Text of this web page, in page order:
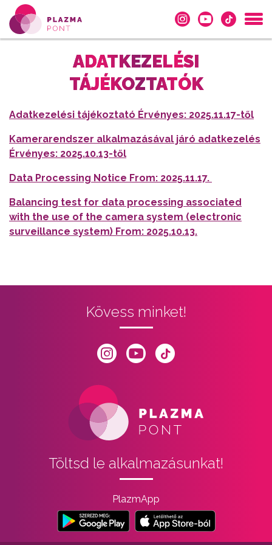
ADATKEZELÉSI
TÁJÉKOZTATÓK
Adatkezelési tájékoztató Érvényes: 2025.11.17-től
Kamerarendszer alkalmazásával járó adatkezelés
Érvényes: 2025.10.13-től
Data Processing Notice From: 2025.11.17.
Balancing test for data processing associated
with the use of the camera system (electronic
surveillance system) From: 2025.10.13.
Kövess minket!
Töltsd le alkalmazásunkat!
PlazmApp